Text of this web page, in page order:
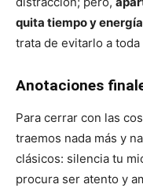
quita tiempo y energía
trata de evitarlo a toda
Anotaciones
Para cerrar con las
traemos nada más y
clásicos: silencia tu
procura ser atento y